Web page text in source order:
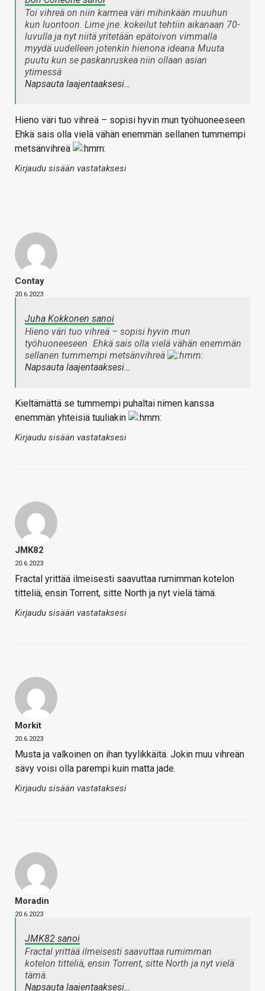
Toi vihreä on niin karmea väri mihinkään muuhun
kun luontoon. Lime jne. kokeilut tehtiin aikanaan 70-
luvulla ja nyt niitä yritetään epätoivon vimmalla
myydä uudelleen jotenkin hienona ideana Muuta
puutu kun se paskanruskea niin ollaan asian
ytimessä
Napsauta laajentaaksesi…
Hieno väri tuo vihreä – sopisi hyvin mun työhuoneeseen
Ehkä sais olla vielä vähän enemmän sellanen tummempi
metsänvihreä
Kirjaudu sisään vastataksesi
Contay
20.6.2023
Juha Kokkonen sanoi
Hieno väri tuo vihreä – sopisi hyvin mun
työhuoneeseen Ehkä sais olla vielä vähän enemmän
sellanen tummempi metsänvihreä
Napsauta laajentaaksesi…
Kieltämättä se tummempi puhaltai nimen kanssa
enemmän yhteisiä tuuliakin
Kirjaudu sisään vastataksesi
JMK82
20.6.2023
Fractal yrittää ilmeisesti saavuttaa rumimman kotelon
titteliä, ensin Torrent, sitte North ja nyt vielä tämä.
Kirjaudu sisään vastataksesi
Morkit
20.6.2023
Musta ja valkoinen on ihan tyylikkäitä. Jokin muu vihreän
sävy voisi olla parempi kuin matta jade.
Kirjaudu sisään vastataksesi
Moradin
20.6.2023
JMK82 sanoi
Fractal yrittää ilmeisesti saavuttaa rumimman
kotelon titteliä, ensin Torrent, sitte North ja nyt vielä
tämä.
Napsauta laajentaaksesi…